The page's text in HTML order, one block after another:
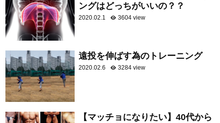
ングはどっちがいいの？？
2020.02.1 3604 view
遠投を伸ばす為のトレーニング
2020.02.6 3284 view
【マッチョになりたい】40代から